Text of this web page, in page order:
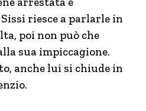
riesce a parlarle in
poi non può che
sua impiccagione.
anche lui si chiude in